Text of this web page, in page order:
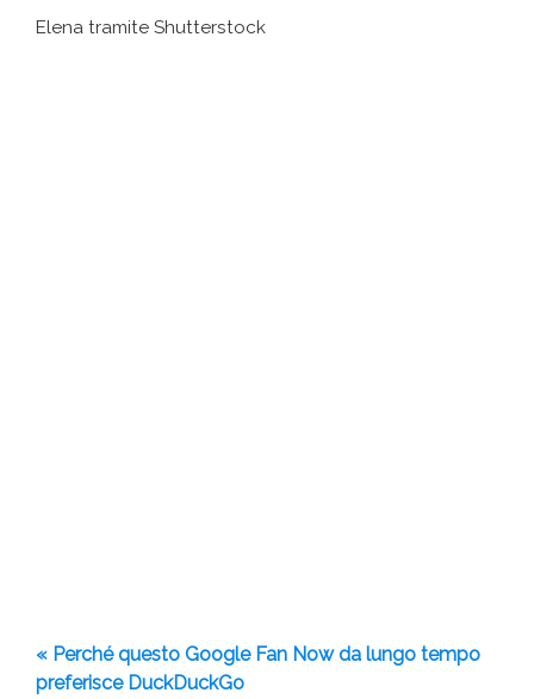
Elena tramite Shutterstock
« Perché questo Google Fan Now da lungo tempo
preferisce DuckDuckGo